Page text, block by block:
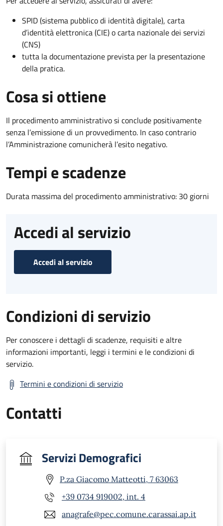
SPID (sistema pubblico di identità digitale), carta
d’identità elettronica (CIE) o carta nazionale dei servizi
(CNS)
tutta la documentazione prevista per la presentazione
della pratica.
Cosa si ottiene
Il procedimento amministrativo si conclude positivamente
senza l’emissione di un provvedimento. In caso contrario
l’Amministrazione comunicherà l’esito negativo.
Tempi e scadenze
Durata massima del procedimento amministrativo: 30 giorni
Accedi al servizio
Accedi al servizio
Condizioni di servizio
Per conoscere i dettagli di scadenze, requisiti e altre
informazioni importanti, leggi i termini e le condizioni di
servizio.
Termini e condizioni di servizio
Contatti
Servizi Demografici
P.za Giacomo Matteotti, 7 63063
+39 0734 919002, int. 4
anagrafe@pec.comune.carassai.ap.it